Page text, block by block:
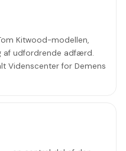
Kitwood-modellen,
af udfordrende adfærd.
Videnscenter for Demens